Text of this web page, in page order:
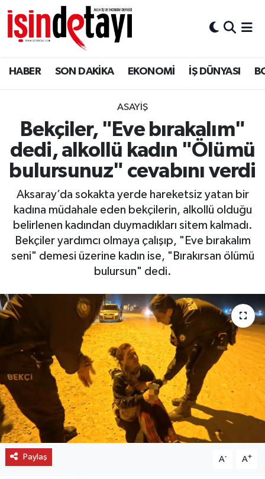
HABER SON DAKİKA EKONOMİ İŞ DÜNYASI
ASAYİŞ
Bekçiler, "Eve bırakalım"
dedi, alkollü kadın "Ölümü
bulursunuz" cevabını verdi
Aksaray’da sokakta yerde hareketsiz yatan bir
kadına müdahale eden bekçilerin, alkollü olduğu
belirlenen kadından duymadıkları sitem kalmadı.
Bekçiler yardımcı olmaya çalışıp, "Eve bırakalım
seni" demesi üzerine kadın ise, "Bırakırsan ölümü
bulursun" dedi.
Paylaş A- A+
DÜNYA
Eğitim
ENERJİ HABERİ
GAYRİMENKUL
HABER
LOJİSTİK
MAGAZİN
SON DAKİKA
SPOR
FİNANS
Nöbetçi Eczaneler
Hava Durumu
İstanbul Namaz Vakitleri
Trafik Durumu
Süper Lig Puan Durumu ve Fikstür
Tüm Manşetler
Son Dakika Haberleri
Haber Arşivi